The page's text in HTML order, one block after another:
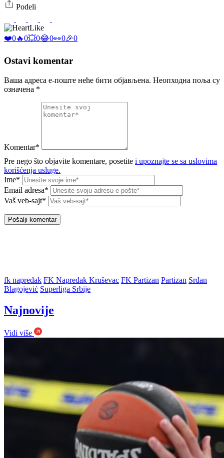
Podeli
Like
❤️0🔥0💥0😂0👀0🎉0
Ostavi komentar
Ваша адреса е-поште неће бити објављена. Неопходна поља су
означена *
Komentar*
Pre nego što objavite komentare, posetite i upoznajte se sa uslovima
korišćenja usluge.
Ime*
Email adresa*
Vaš veb-sajt*
fk napredak FK Napredak Kruševac FK Partizan Partizan Srđan
Blagojević Superliga Srbije
Najnovije
Vidi više